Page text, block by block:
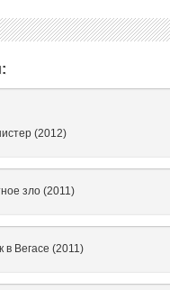
(2012)
зло (2011)
в Вегасе (2011)